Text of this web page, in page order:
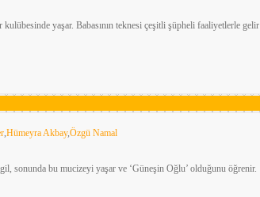
yaşar. Babasının teknesi çeşitli şüpheli faaliyetlerle gelir
,Hümeyra Akbay,Özgü Namal
sonunda bu mucizeyi yaşar ve ‘Güneşin Oğlu’ olduğunu öğrenir.